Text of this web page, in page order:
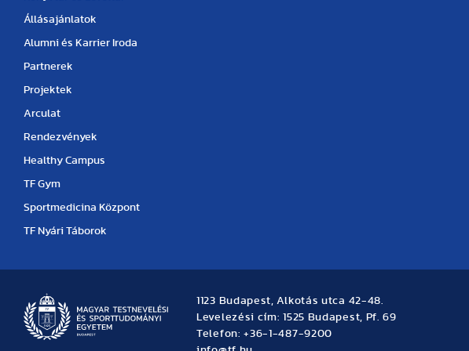
Állásajánlatok
Alumni és Karrier Iroda
Partnerek
Projektek
Arculat
Rendezvények
Healthy Campus
TF Gym
Sportmedicina Központ
TF Nyári Táborok
1123 Budapest, Alkotás utca 42-48.
Levelezési cím: 1525 Budapest, Pf. 69
Telefon: +36-1-487-9200